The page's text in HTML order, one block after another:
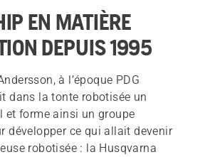
EN MATIÈRE
DEPUIS 1995
à l’époque PDG
dans la tonte robotisée un
et forme ainsi un groupe
développer ce qui allait devenir
robotisée : la Husqvarna